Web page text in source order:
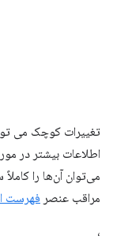
تغییرات کوچک می
اطلاعات بیشتر در
می‌توان آن‌ها را
مراقب عنصر فهرست
،